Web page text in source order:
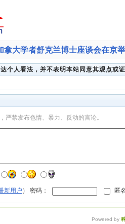
拿大学者舒克兰博士座谈会在京
个人看法，并不表明本站同意其观点或
严禁发布色情、暴力、反动的言论。
新用户 ） 密码： 匿
Powered by